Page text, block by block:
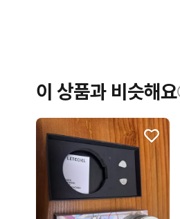
이 상품과 비슷해요